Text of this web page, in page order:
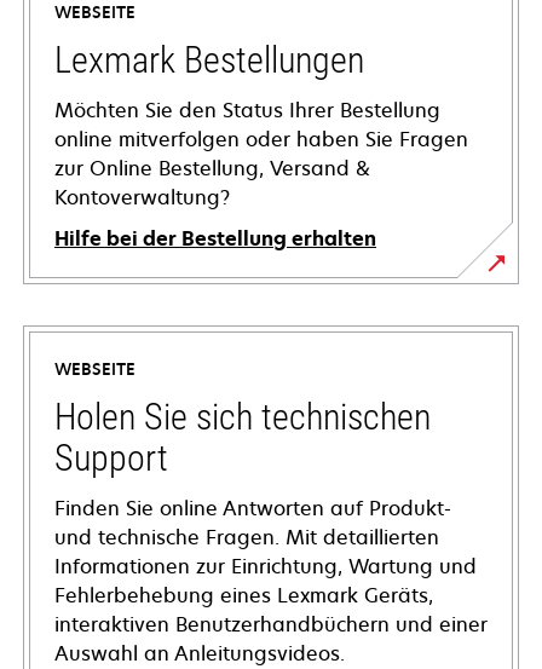
WEBSEITE
Lexmark Bestellungen
Möchten Sie den Status Ihrer Bestellung
online mitverfolgen oder haben Sie Fragen
zur Online Bestellung, Versand &
Kontoverwaltung?
Hilfe bei der Bestellung erhalten
WEBSEITE
Holen Sie sich technischen
Support
Finden Sie online Antworten auf Produkt-
und technische Fragen. Mit detaillierten
Informationen zur Einrichtung, Wartung und
Fehlerbehebung eines Lexmark Geräts,
interaktiven Benutzerhandbüchern und einer
Auswahl an Anleitungsvideos.